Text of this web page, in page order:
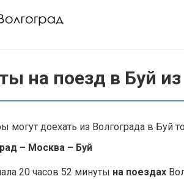
на поезд в Буй
могут доехать из Волгограда в Буй
– Москва – Буй
20 часов 52 минуты на поездах